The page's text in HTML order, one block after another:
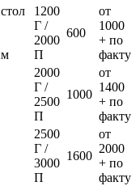
1200
Г /
2000
П
600
от
1000
+ по
факту
2000
Г /
2500
П
1000
от
1400
+ по
факту
2500
Г /
3000
П
1600
от
2000
+ по
факту